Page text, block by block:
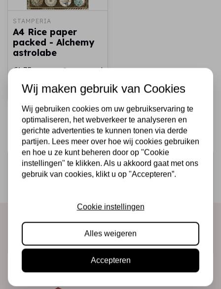
STAMPERIA
A4 Rice paper
packed - Alchemy
astrolabe
€1,75 Op voorraad
Snel toevoegen
Schrijf je in voor de nieuwsbrief
Ontvang als eerste onze actie en nieuwe producten
Wij maken gebruik van Cookies
Wij gebruiken cookies om uw gebruikservaring te
optimaliseren, het webverkeer te analyseren en
gerichte advertenties te kunnen tonen via derde
partijen. Lees meer over hoe wij cookies gebruiken
en hoe u ze kunt beheren door op "Cookie
instellingen" te klikken. Als u akkoord gaat met ons
gebruik van cookies, klikt u op "Accepteren”.
Cookie instellingen
Alles weigeren
Accepteren